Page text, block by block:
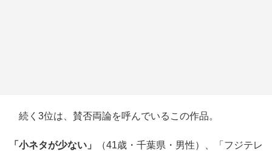
続く3位は、賛否両論を呼んでいるこの作品。
「小ネタが少ない」
（41歳・千葉県・男性）、「フジテレ